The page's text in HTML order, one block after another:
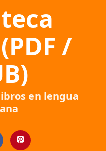
/
en lengua